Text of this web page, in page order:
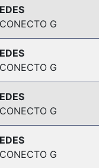
CONECTO G
CONECTO G
CONECTO G
CONECTO G